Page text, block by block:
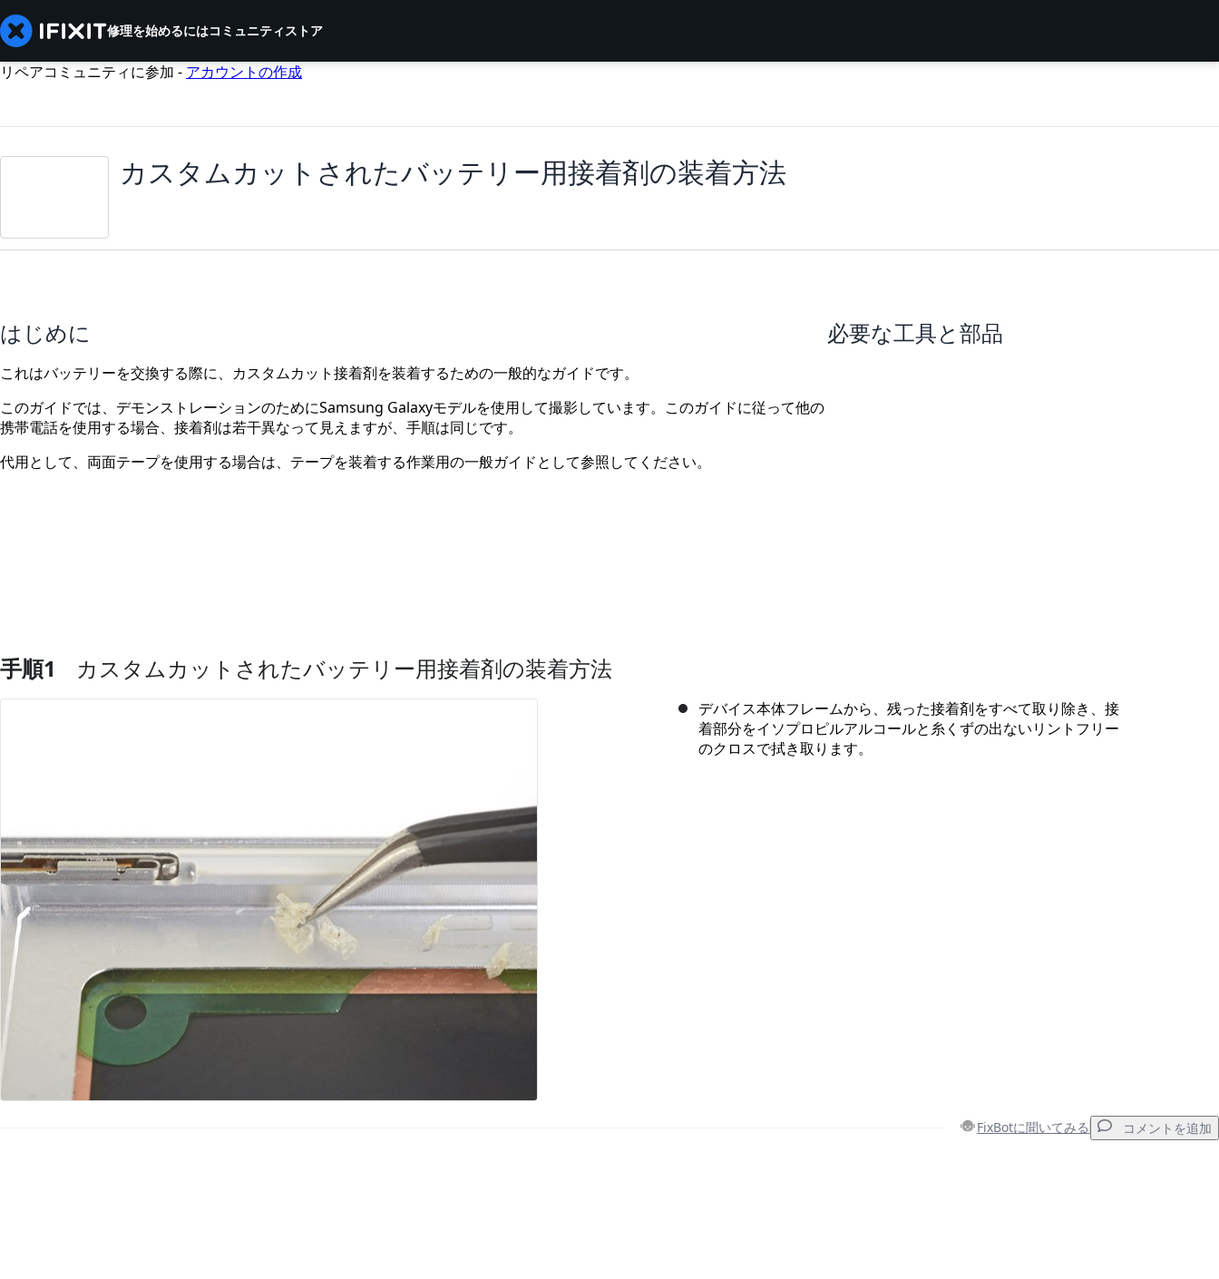
修理を始めるにはコミュニティストア
リペアコミュニティに参加 - アカウントの作成
カスタムカットされたバッテリー用接着剤の装着方法
はじめに
これはバッテリーを交換する際に、カスタムカット接着剤を装着するための一般的なガイドです。
このガイドでは、デモンストレーションのためにSamsung Galaxyモデルを使用して撮影しています。このガイドに従って他の
携帯電話を使用する場合、接着剤は若干異なって見えますが、手順は同じです。
代用として、両面テープを使用する場合は、テープを装着する作業用の一般ガイドとして参照してください。
必要な工具と部品
手順1 カスタムカットされたバッテリー用接着剤の装着方法
デバイス本体フレームから、残った接着剤をすべて取り除き、接
着部分をイソプロピルアルコールと糸くずの出ないリントフリー
のクロスで拭き取ります。
FixBotに聞いてみる コメントを追加